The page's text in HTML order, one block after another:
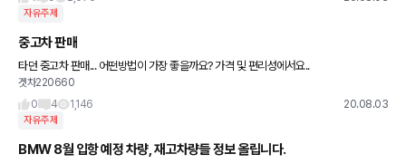
자유주제
중고차 판매
타던 중고차 판매... 어떤방법이 가장 좋을까요? 가격 및 편리성에서요..
겟차220660
0
4 1,146 20.08.03
자유주제
BMW 8월 입항 예정 차량, 재고차량들 정보 올립니다.